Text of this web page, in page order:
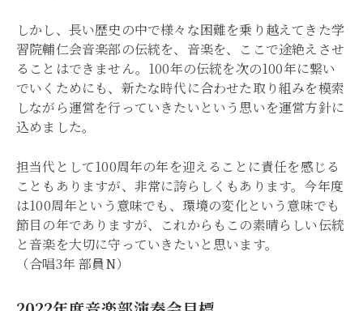
しかし、長い歴史の中で様々な困難を乗り越えてきた学
習院輔仁会音楽部の伝統を、音楽を、ここで途絶えさせ
ることはできません。100年の伝統を次の100年に繋い
でいくためにも、新たな時代に合わせた取り組みを模索
しながら運営を行っていきたいという思いを運営方針に
込めました。
担当代として100周年の年を迎えることに責任を感じる
こともありますが、非常に誇らしくもあります。今年度
は100周年という意味でも、環境の変化という意味でも
節目の年でありますが、これからもこの素晴らしい伝統
と音楽を大切に守っていきたいと思います。
（合唱3年 部員N）